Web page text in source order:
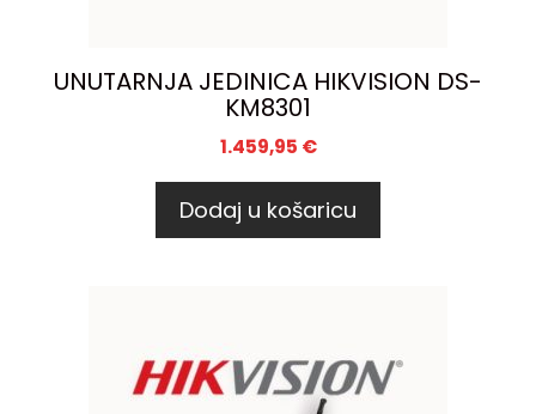
UNUTARNJA JEDINICA HIKVISION DS-
KM8301
1.459,95 €
Dodaj u košaricu